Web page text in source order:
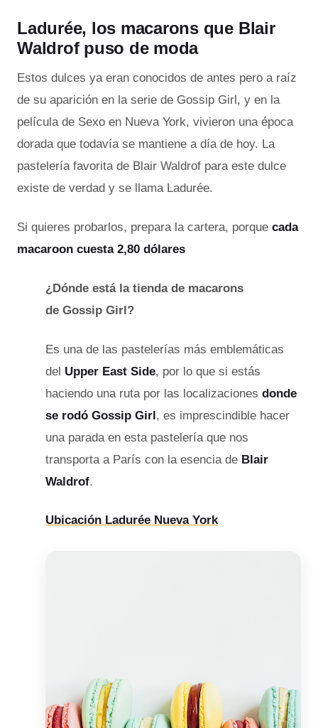
Ladurée, los macarons que Blair
Waldrof puso de moda
Estos dulces ya eran conocidos de antes pero a raíz
de su aparición en la serie de Gossip Girl, y en la
película de Sexo en Nueva York, vivieron una época
dorada que todavía se mantiene a día de hoy. La
pastelería favorita de Blair Waldrof para este dulce
existe de verdad y se llama Ladurée.
Si quieres probarlos, prepara la cartera, porque cada
macaroon cuesta 2,80 dólares
¿Dónde está la tienda de macarons
de Gossip Girl?
Es una de las pastelerías más emblemáticas
del Upper East Side, por lo que si estás
haciendo una ruta por las localizaciones donde
se rodó Gossip Girl, es imprescindible hacer
una parada en esta pastelería que nos
transporta a París con la esencia de Blair
Waldrof.
Ubicación Ladurée Nueva York